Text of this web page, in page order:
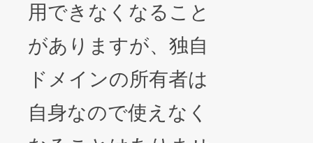
用できなくなること
がありますが、独自
ドメインの所有者は
自身なので使えなく